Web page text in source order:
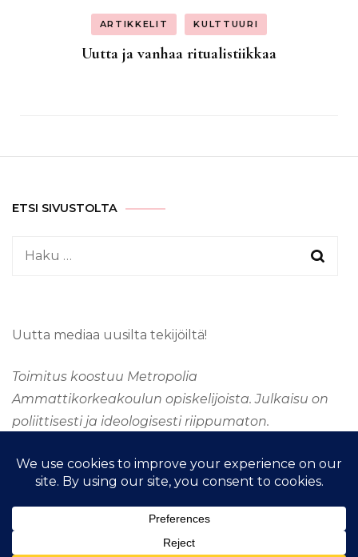
ARTIKKELIT KULTTUURI
Uutta ja vanhaa ritualistiikkaa
ETSI SIVUSTOLTA
Haku:
Uutta mediaa uusilta tekijöiltä!
Toimitus koostuu Metropolia
Ammattikorkeakoulun opiskelijoista. Julkaisu on
poliittisesti ja ideologisesti riippumaton.
&kopio; Tekijänoikeus 2026TAAJUUSMEDIA